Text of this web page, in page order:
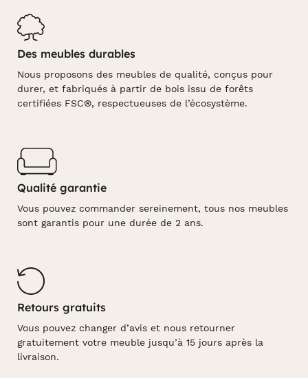
Des meubles durables
Nous proposons des meubles de qualité, conçus pour
durer, et fabriqués à partir de bois issu de forêts
certifiées FSC®, respectueuses de l’écosystème.
Qualité garantie
Vous pouvez commander sereinement, tous nos meubles
sont garantis pour une durée de 2 ans.
Retours gratuits
Vous pouvez changer d’avis et nous retourner
gratuitement votre meuble jusqu’à 15 jours après la
livraison.